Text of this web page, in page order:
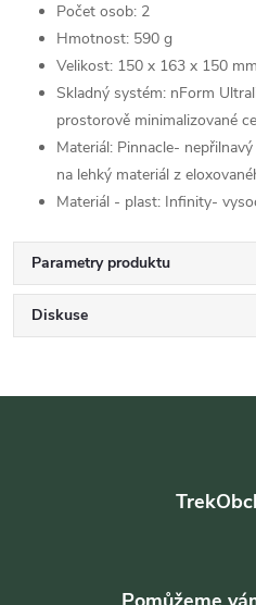
Počet osob: 2
Hmotnost: 590 g
Velikost: 150 x 163 x 150 mm
Skladný systém: nForm
prostorově minimalizované
Materiál: Pinnacle-
na lehký materiál z
Materiál - plast: Infinity-
Parametry produktu
Diskuse